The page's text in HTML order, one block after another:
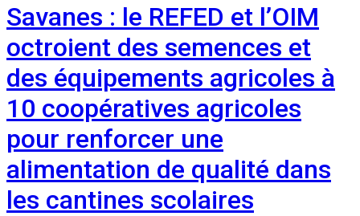
Savanes : le REFED et l’OIM
octroient des semences et
des équipements agricoles à
10 coopératives agricoles
pour renforcer une
alimentation de qualité dans
les cantines scolaires